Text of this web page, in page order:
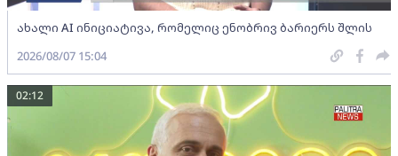
ახალი AI ინიციატივა, რომელიც ენობრივ ბარიერს შლის
2026/08/07 15:04
02:12